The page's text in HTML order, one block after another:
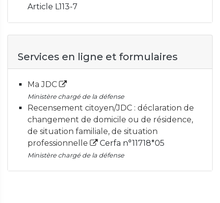
Article L113-7
Services en ligne et formulaires
Ma JDC
Ministère chargé de la défense
Recensement citoyen/JDC : déclaration de
changement de domicile ou de résidence,
de situation familiale, de situation
professionnelle
Cerfa n°11718*05
Ministère chargé de la défense